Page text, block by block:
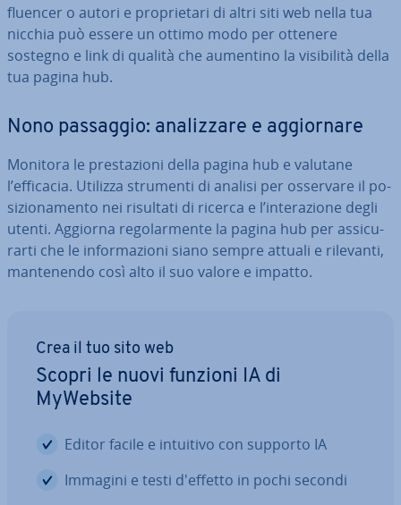
fluen­cer o autori e pro­prie­ta­ri di altri siti web nella tua
nicchia può essere un ottimo modo per ottenere
sostegno e link di qualità che aumentino la vi­si­bi­li­tà della
tua pagina hub.
Nono passaggio: ana­liz­za­re e ag­gior­na­re
Monitora le pre­sta­zio­ni della pagina hub e valutane
l’efficacia. Utilizza strumenti di analisi per osservare il po­
si­zio­na­men­to nei risultati di ricerca e l’in­te­ra­zio­ne degli
utenti. Aggiorna re­go­lar­men­te la pagina hub per as­si­cu­
rar­ti che le in­for­ma­zio­ni siano sempre attuali e rilevanti,
man­te­nen­do così alto il suo valore e impatto.
Crea il tuo sito web
Scopri le nuovi funzioni IA di
MyWebsite
Editor facile e intuitivo con supporto IA
Immagini e testi d'effetto in pochi secondi